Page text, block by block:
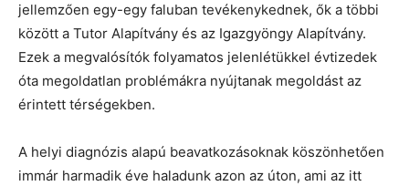
jellemzően egy-egy faluban tevékenykednek, ők a többi
között a Tutor Alapítvány és az Igazgyöngy Alapítvány.
Ezek a megvalósítók folyamatos jelenlétükkel évtizedek
óta megoldatlan problémákra nyújtanak megoldást az
érintett térségekben.
A helyi diagnózis alapú beavatkozásoknak köszönhetően
immár harmadik éve haladunk azon az úton, ami az itt